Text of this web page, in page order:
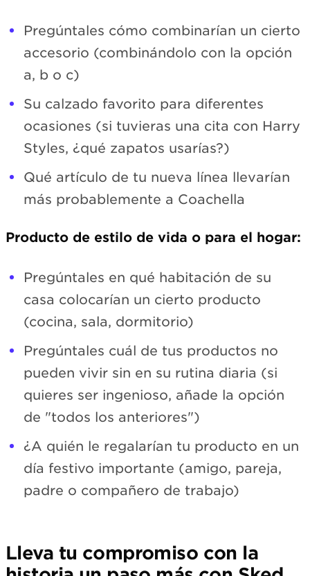
Pregúntales cómo combinarían un cierto
accesorio (combinándolo con la opción
a, b o c)
Su calzado favorito para diferentes
ocasiones (si tuvieras una cita con Harry
Styles, ¿qué zapatos usarías?)
Qué artículo de tu nueva línea llevarían
más probablemente a Coachella
Producto de estilo de vida o para el hogar:
Pregúntales en qué habitación de su
casa colocarían un cierto producto
(cocina, sala, dormitorio)
Pregúntales cuál de tus productos no
pueden vivir sin en su rutina diaria (si
quieres ser ingenioso, añade la opción
de "todos los anteriores")
¿A quién le regalarían tu producto en un
día festivo importante (amigo, pareja,
padre o compañero de trabajo)
Lleva tu compromiso con la